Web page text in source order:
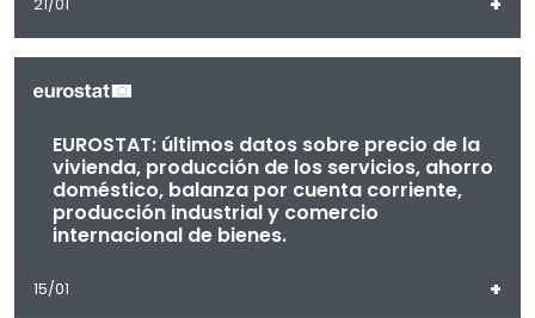
EUROSTAT: últimos datos sobre precio de la
vivienda, producción de los servicios, ahorro
doméstico, balanza por cuenta corriente,
producción industrial y comercio
internacional de bienes.
15/01 +